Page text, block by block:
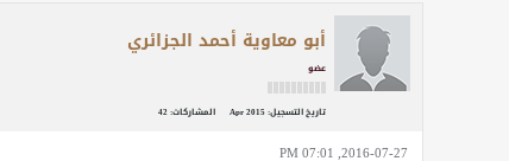
أبو معاوية أحمد الجزائري
عضو
تاريخ التسجيل:Apr 2015 المشاركات:42
2016-07-27, 07:01 PM